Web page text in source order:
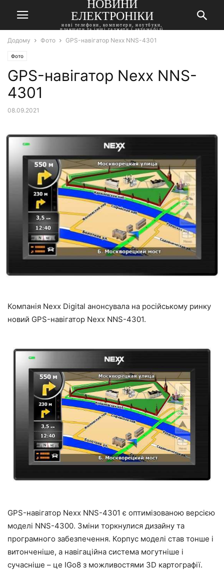
НОВИНИ
ЕЛЕКТРОНІКИ
нові телефони, компютери, ноутбуки,
планшети та інші гаджети і автомобілі
Додому Фото GPS-навігатор Nexx NNS-4301
Фото
GPS-навігатор Nexx NNS-
4301
08.09.2021
Компанія Nexx Digital анонсувала на російському ринку
новий GPS-навігатор Nexx NNS-4301.
GPS-навігатор Nexx NNS-4301 є оптимізованою версією
моделі NNS-4300. Зміни торкнулися дизайну та
програмного забезпечення. Корпус моделі став тонше і
витонченіше, а навігаційна система могутніше і
сучасніше – це IGo8 з можливостями 3D картографії.